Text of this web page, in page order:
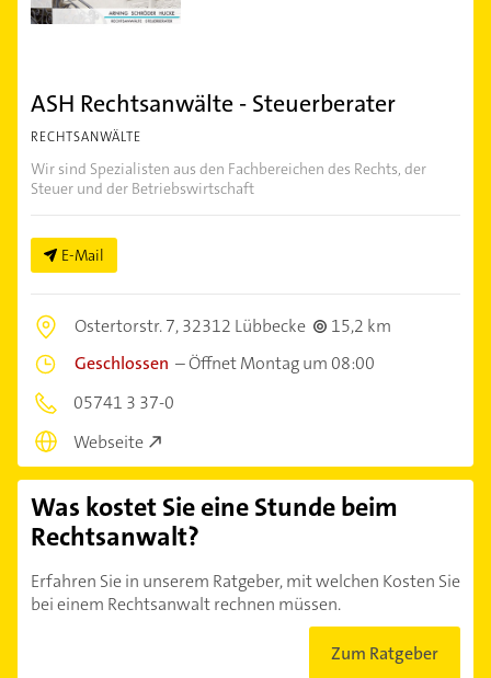
ASH Rechtsanwälte - Steuerberater
RECHTSANWÄLTE
Wir sind Spezialisten aus den Fachbereichen des Rechts, der
Steuer und der Betriebswirtschaft
E-Mail
Ostertorstr. 7,32312 Lübbecke
15,2 km
Geschlossen –Öffnet Montag um 08:00
05741 3 37-0
Webseite
Was kostet Sie eine Stunde beim
Rechtsanwalt?
Erfahren Sie in unserem Ratgeber, mit welchen Kosten Sie
bei einem Rechtsanwalt rechnen müssen.
Zum Ratgeber